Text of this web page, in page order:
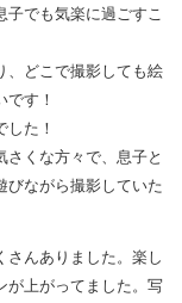
でも気楽に過ごすこ
、どこで撮影しても絵
です！
した！
くな方々で、息子と
びながら撮影していた
さんありました。楽し
が上がってました。写